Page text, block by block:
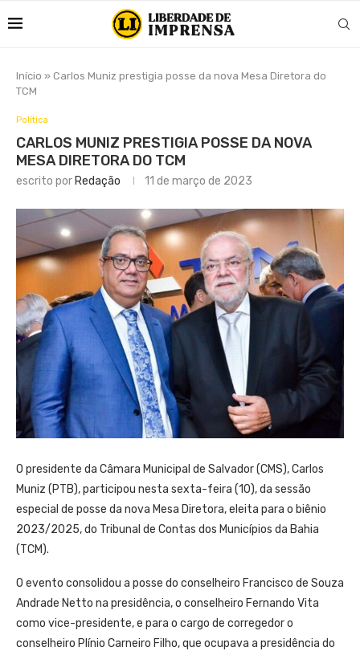
Início » Carlos Muniz prestigia posse da nova Mesa Diretora do
TCM
Política
CARLOS MUNIZ PRESTIGIA POSSE DA NOVA
MESA DIRETORA DO TCM
escrito por Redação 11 de março de 2023
O presidente da Câmara Municipal de Salvador (CMS), Carlos
Muniz (PTB), participou nesta sexta-feira (10), da sessão
especial de posse da nova Mesa Diretora, eleita para o biênio
2023/2025, do Tribunal de Contas dos Municípios da Bahia
(TCM).
O evento consolidou a posse do conselheiro Francisco de Souza
Andrade Netto na presidência, o conselheiro Fernando Vita
como vice-presidente, e para o cargo de corregedor o
conselheiro Plínio Carneiro Filho, que ocupava a presidência do